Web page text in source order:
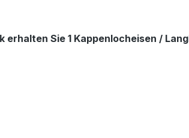
erhalten Sie 1 Kappenlocheisen /